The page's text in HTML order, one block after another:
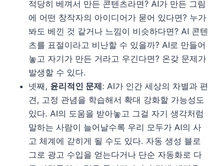
적당히 베껴서 만든 콘텐츠라면? AI가 만든 그림
에 어떤 창작자의 아이디어가 묻어 있다면? 누가
봐도 베낀 것 같거나 느낌이 비슷하다면? AI 콘텐
츠를 표절이라고 비난할 수 있을까? AI로 만들어
놓고 자기가 만든 거라고 우긴다면? 온갖 문제가
발생할 수 있다.
넷째, 윤리적인 문제 : AI가 인간 세상의 차별과 편
견, 고정 관념을 학습해서 확대 강화할 가능성도
있다. AI의 도움을 받아놓고 그걸 자기 생각처럼
말하는 사람이 늘어날수록 우리 모두가 AI의 사
고 체계에 갇히게 될 수도 있다. 자동 생성 블로
그로 광고 수입을 얻는다거나 단순 자동화로 다